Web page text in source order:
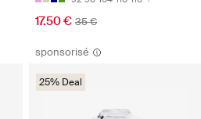
17.50 € 35 €
sponsorisé
25% Deal